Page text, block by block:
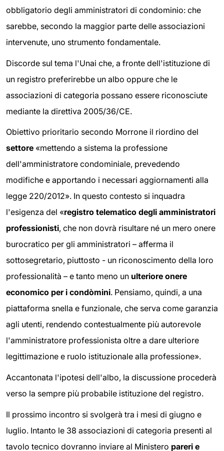
obbligatorio degli amministratori di condominio: che
sarebbe, secondo la maggior parte delle associazioni
intervenute, uno strumento fondamentale.
Discorde sul tema l'Unai che, a fronte dell'istituzione di
un registro preferirebbe un albo oppure che le
associazioni di categoria possano essere riconosciute
mediante la direttiva 2005/36/CE.
Obiettivo prioritario secondo Morrone il riordino del
settore «mettendo a sistema la professione
dell'amministratore condominiale, prevedendo
modifiche e apportando i necessari aggiornamenti alla
legge 220/2012». In questo contesto si inquadra
l'esigenza del «registro telematico degli amministratori
professionisti, che non dovrà risultare né un mero onere
burocratico per gli amministratori – afferma il
sottosegretario, piuttosto - un riconoscimento della loro
professionalità – e tanto meno un ulteriore onere
economico per i condòmini. Pensiamo, quindi, a una
piattaforma snella e funzionale, che serva come garanzia
agli utenti, rendendo contestualmente più autorevole
l'amministratore professionista oltre a dare ulteriore
legittimazione e ruolo istituzionale alla professione».
Accantonata l'ipotesi dell'albo, la discussione procederà
verso la sempre più probabile istituzione del registro.
Il prossimo incontro si svolgerà tra i mesi di giugno e
luglio. Intanto le 38 associazioni di categoria presenti al
tavolo tecnico dovranno inviare al Ministero pareri e